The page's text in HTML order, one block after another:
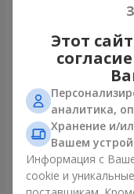
Букет "Розовая
4 513 грн
Этот
аналитика,
Хранение и/
Вашем
Информация с
cookie и